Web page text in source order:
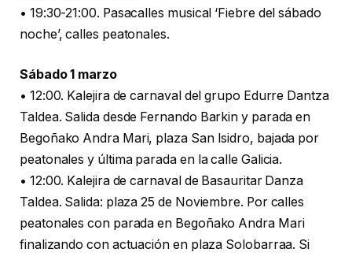
• 19:30-21:00. Pasacalles musical ‘Fiebre del sábado
noche’, calles peatonales.
Sábado 1 marzo
• 12:00. Kalejira de carnaval del grupo Edurre Dantza
Taldea. Salida desde Fernando Barkin y parada en
Begoñako Andra Mari, plaza San Isidro, bajada por
peatonales y última parada en la calle Galicia.
• 12:00. Kalejira de carnaval de Basauritar Danza
Taldea. Salida: plaza 25 de Noviembre. Por calles
peatonales con parada en Begoñako Andra Mari
finalizando con actuación en plaza Solobarraa. Si